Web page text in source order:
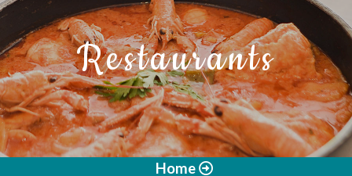
Restaurants
Home